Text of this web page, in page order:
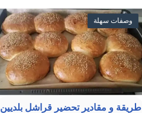
وصفات سهلة
طريقة و مقادير تحضير قراشل بلديين